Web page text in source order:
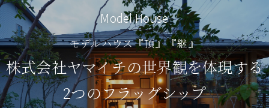
Model House
モデルハウス『頂』『継』
株式会社ヤマイチの世界観を体現する
2つのフラッグシップ